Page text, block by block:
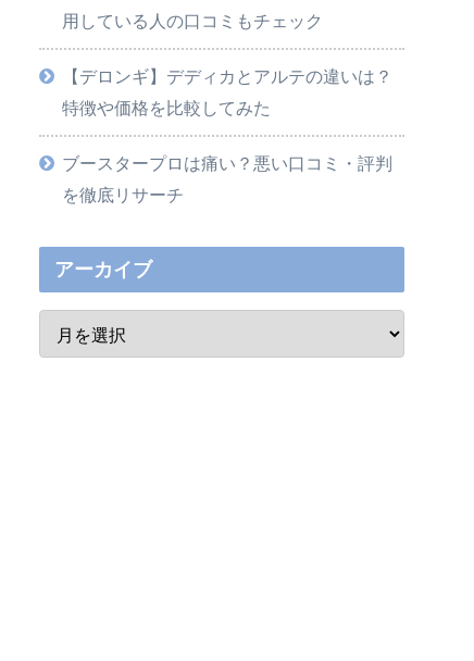
用している人の口コミもチェック
【デロンギ】デディカとアルテの違いは？
特徴や価格を比較してみた
ブースタープロは痛い？悪い口コミ・評判
を徹底リサーチ
アーカイブ